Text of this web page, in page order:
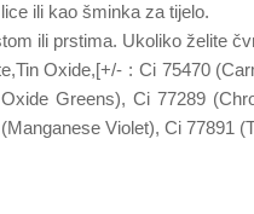
ili kao šminka za tijelo.
ili prstima. Ukoliko želite
Oxide,[+/- : Ci 75470
Greens), Ci 77289
Violet), Ci 77891